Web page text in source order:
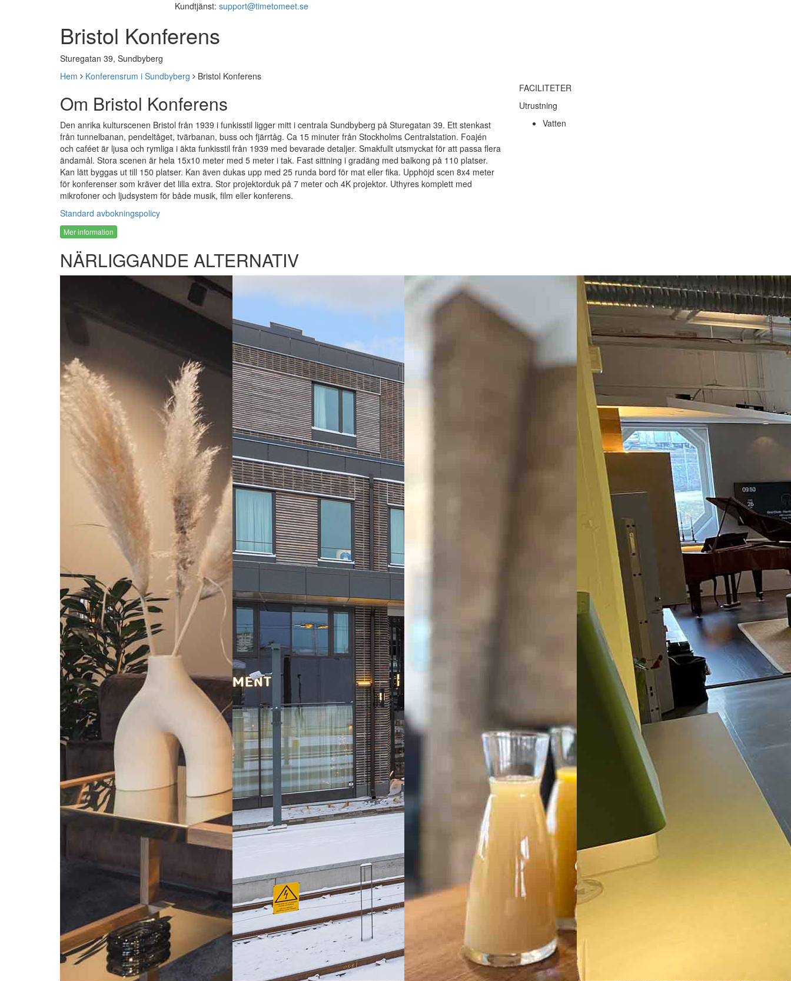
Kundtjänst: support@timetomeet.se
Bristol Konferens
Sturegatan 39, Sundbyberg
Hem
Konferensrum i Sundbyberg Bristol Konferens
Om Bristol Konferens
Den anrika kulturscenen Bristol från 1939 i funkisstil ligger mitt i centrala Sundbyberg på Sturegatan 39. Ett stenkast
från tunnelbanan, pendeltåget, tvärbanan, buss och fjärrtåg. Ca 15 minuter från Stockholms Centralstation. Foajén
och caféet är ljusa och rymliga i äkta funkisstil från 1939 med bevarade detaljer. Smakfullt utsmyckat för att passa flera
ändamål. Stora scenen är hela 15x10 meter med 5 meter i tak. Fast sittning i gradäng med balkong på 110 platser.
Kan lätt byggas ut till 150 platser. Kan även dukas upp med 25 runda bord för mat eller fika. Upphöjd scen 8x4 meter
för konferenser som kräver det lilla extra. Stor projektorduk på 7 meter och 4K projektor. Uthyres komplett med
mikrofoner och ljudsystem för både musik, film eller konferens.
Standard avbokningspolicy
Mer information
FACILITETER
Utrustning
Vatten
NÄRLIGGANDE ALTERNATIV